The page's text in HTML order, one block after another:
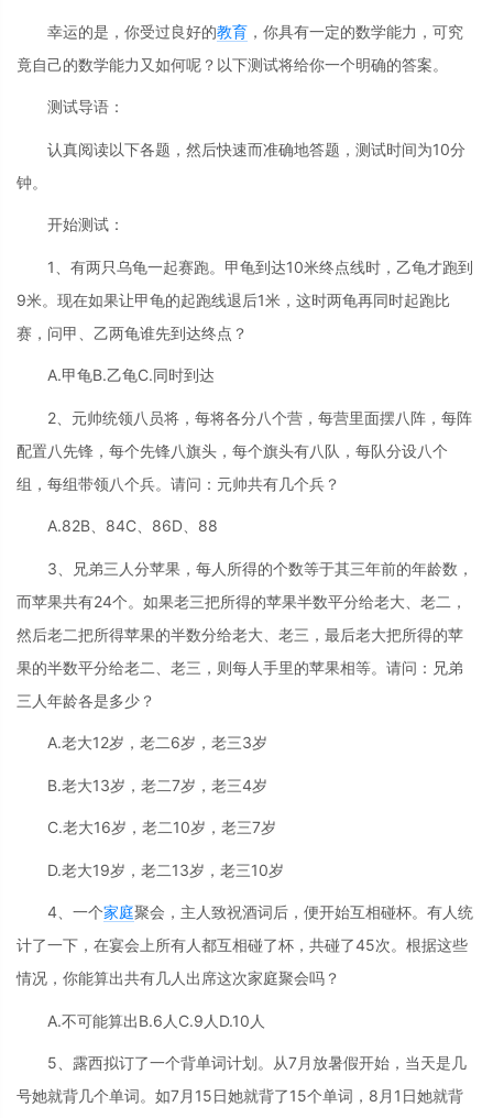
幸运的是，你受过良好的教育 ，你具有一定的数学能力，可究
竟自己的数学能力又如何呢？以下测试将给你一个明确的答案。
测试导语：
认真阅读以下各题，然后快速而准确地答题，测试时间为10分
钟。
开始测试：
1、有两只乌龟一起赛跑。甲龟到达10米终点线时，乙龟才跑到
9米。现在如果让甲龟的起跑线退后1米，这时两龟再同时起跑比
赛，问甲、乙两龟谁先到达终点？
A.甲龟B.乙龟C.同时到达
2、元帅统领八员将，每将各分八个营，每营里面摆八阵，每阵
配置八先锋，每个先锋八旗头，每个旗头有八队，每队分设八个
组，每组带领八个兵。请问：元帅共有几个兵？
A.82B、84C、86D、88
3、兄弟三人分苹果，每人所得的个数等于其三年前的年龄数，
而苹果共有24个。如果老三把所得的苹果半数平分给老大、老二，
然后老二把所得苹果的半数分给老大、老三，最后老大把所得的苹
果的半数平分给老二、老三，则每人手里的苹果相等。请问：兄弟
三人年龄各是多少？
A.老大12岁，老二6岁，老三3岁
B.老大13岁，老二7岁，老三4岁
C.老大16岁，老二10岁，老三7岁
D.老大19岁，老二13岁，老三10岁
4、一个家庭聚会，主人致祝酒词后，便开始互相碰杯。有人统
计了一下，在宴会上所有人都互相碰了杯，共碰了45次。根据这些
情况，你能算出共有几人出席这次家庭聚会吗？
A.不可能算出B.6人C.9人D.10人
5、露西拟订了一个背单词计划。从7月放暑假开始，当天是几
号她就背几个单词。如7月15日她就背了15个单词，8月1日她就背